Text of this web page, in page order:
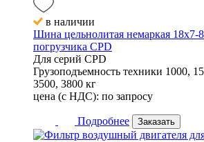
в наличии
Шина цельнолитая немаркая 18x7-
погрузчика CPD
Для серий CPD
Грузоподъемность техники 1000,
3500, 3800 кг
цена (с НДС): по запросу
Подробнее Заказать